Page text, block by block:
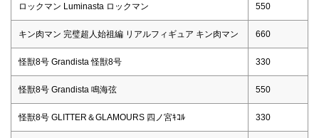
ロックマン Luminasta ロックマン 550
キン肉マン 完璧超人始祖編 リアルフィギュア キン肉マン 660
怪獣8号 Grandista 怪獣8号 330
怪獣8号 Grandista 鳴海弦 550
怪獣8号 GLITTER＆GLAMOURS 四ノ宮ｷｺﾙ 330